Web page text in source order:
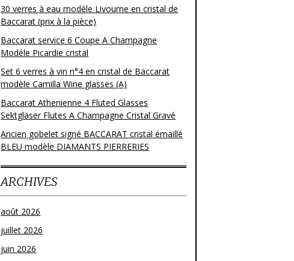
30 verres à eau modèle Livourne en cristal de
Baccarat (prix à la pièce)
Baccarat service 6 Coupe A Champagne
Modéle Picardie cristal
Set 6 verres à vin n°4 en cristal de Baccarat
modèle Camilla Wine glasses (A)
Baccarat Athenienne 4 Fluted Glasses
Sektgläser Flutes A Champagne Cristal Gravé
Ancien gobelet signé BACCARAT cristal émaillé
BLEU modèle DIAMANTS PIERRERIES
ARCHIVES
août 2026
juillet 2026
juin 2026